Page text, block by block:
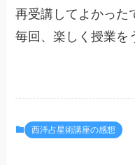
再受講してよかった
毎回、楽しく授業を
西洋占星術講座の感想